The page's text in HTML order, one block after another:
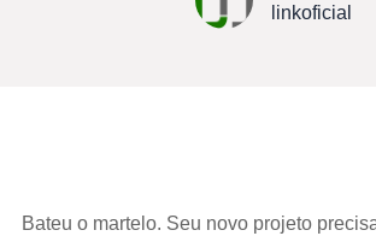
linkoficial
Bateu o martelo. Seu novo projeto